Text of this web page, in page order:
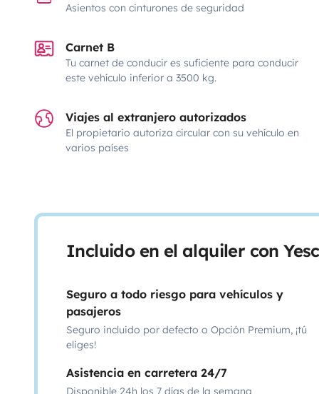
Asientos con cinturones de seguridad
Carnet B
Tu carnet de conducir es suficiente para conducir
este vehículo inferior a 3500 kg.
Viajes al extranjero autorizados
El propietario autoriza circular con su vehículo en
varios países
Incluido en el alquiler con
Seguro a todo riesgo para vehículos y
pasajeros
Seguro incluido por defecto o Opción Premium, ¡tú
eliges!
Asistencia en carretera 24/7
Disponible 24h los 7 días de la semana